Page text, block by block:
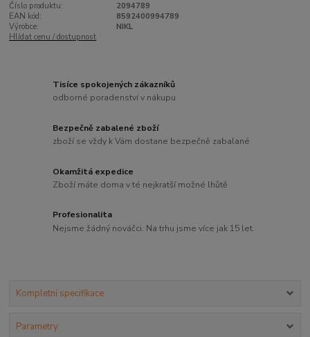
Číslo produktu:
2094789
EAN kód:
8592400994789
Výrobce:
NIKL
Hlídat cenu / dostupnost
Tisíce spokojených zákazníků
odborné poradenství v nákupu
Bezpečně zabalené zboží
zboží se vždy k Vám dostane bezpečně zabalané
Okamžitá expedice
Zboží máte doma v té nejkratší možné lhůtě
Profesionalita
Nejsme žádný nováčci. Na trhu jsme více jak 15 let.
Kompletní specifikace
Parametry